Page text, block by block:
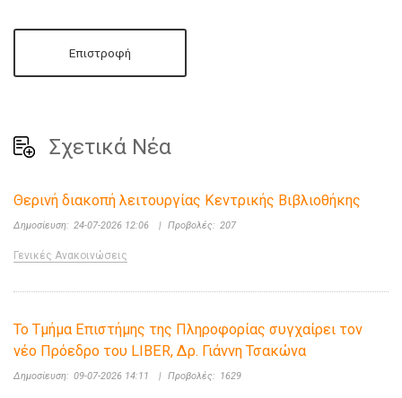
Επιστροφή
Σχετικά Νέα
Θερινή διακοπή λειτουργίας Κεντρικής Βιβλιοθήκης
Δημοσίευση: 24-07-2026 12:06 | Προβολές: 207
Γενικές Ανακοινώσεις
Το Τμήμα Επιστήμης της Πληροφορίας συγχαίρει τον
νέο Πρόεδρο του LIBER, Δρ. Γιάννη Τσακώνα
Δημοσίευση: 09-07-2026 14:11 | Προβολές: 1629